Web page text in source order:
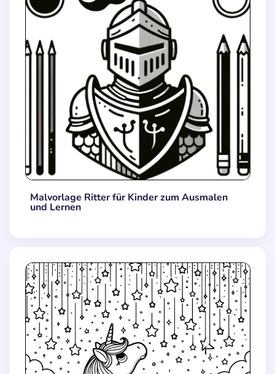
Malvorlage Ritter für Kinder zum Ausmalen
und Lernen